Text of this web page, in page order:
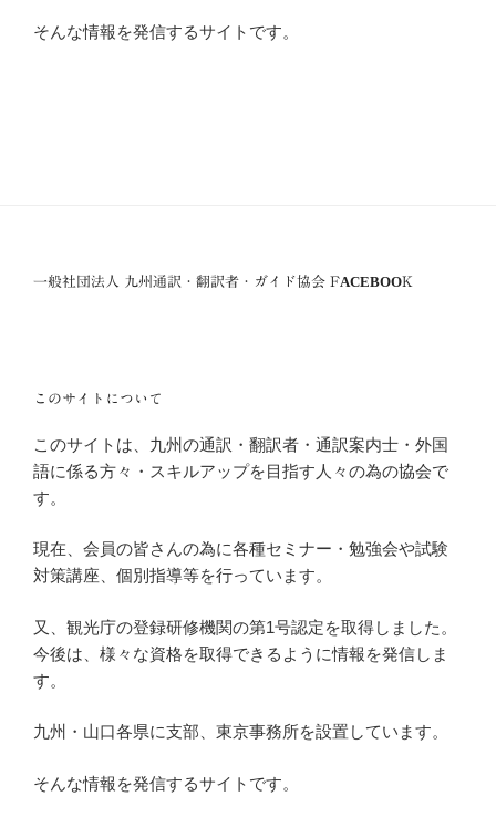
そんな情報を発信するサイトです。
一般社団法人 九州通訳・翻訳者・ガイド協会 FACEBOOK
このサイトについて
このサイトは、九州の通訳・翻訳者・通訳案内士・外国
語に係る方々・スキルアップを目指す人々の為の協会で
す。
現在、会員の皆さんの為に各種セミナー・勉強会や試験
対策講座、個別指導等を行っています。
又、観光庁の登録研修機関の第1号認定を取得しました。
今後は、様々な資格を取得できるように情報を発信しま
す。
九州・山口各県に支部、東京事務所を設置しています。
そんな情報を発信するサイトです。